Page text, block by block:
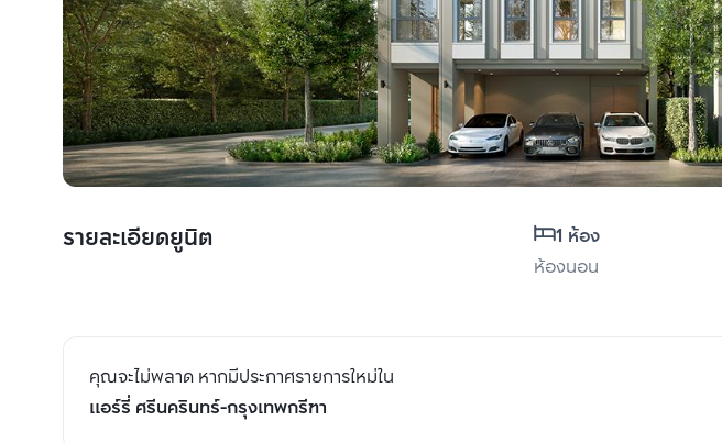
รายละเอียดยูนิต
1 ห้อง
ห้องนอน
คุณจะไม่พลาด หากมีประกาศรายการใหม่ใน
แอร์รี่ ศรีนครินทร์-กรุงเทพกรีฑา